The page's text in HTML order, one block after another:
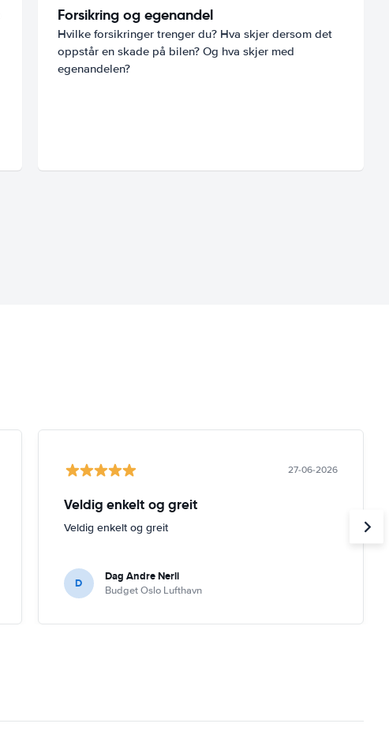
Forsikring og egenandel
Hvilke forsikringer trenger du? Hva skjer dersom det
oppstår en skade på bilen? Og hva skjer med
egenandelen?
27-06-2026
Veldig enkelt og greit
Veldig enkelt og greit
D Dag Andre Nerli
Budget Oslo Lufthavn